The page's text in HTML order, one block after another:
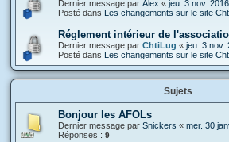
Dernier message par Alex « jeu. 3 nov.
Posté dans Les changements sur le site
Réglement intérieur de
Dernier message par ChtiLug « jeu. 3 nov.
Posté dans Les changements sur le site
Sujets
Bonjour les AFOLs
Dernier message par Snickers « mer. 30
Réponses : 9